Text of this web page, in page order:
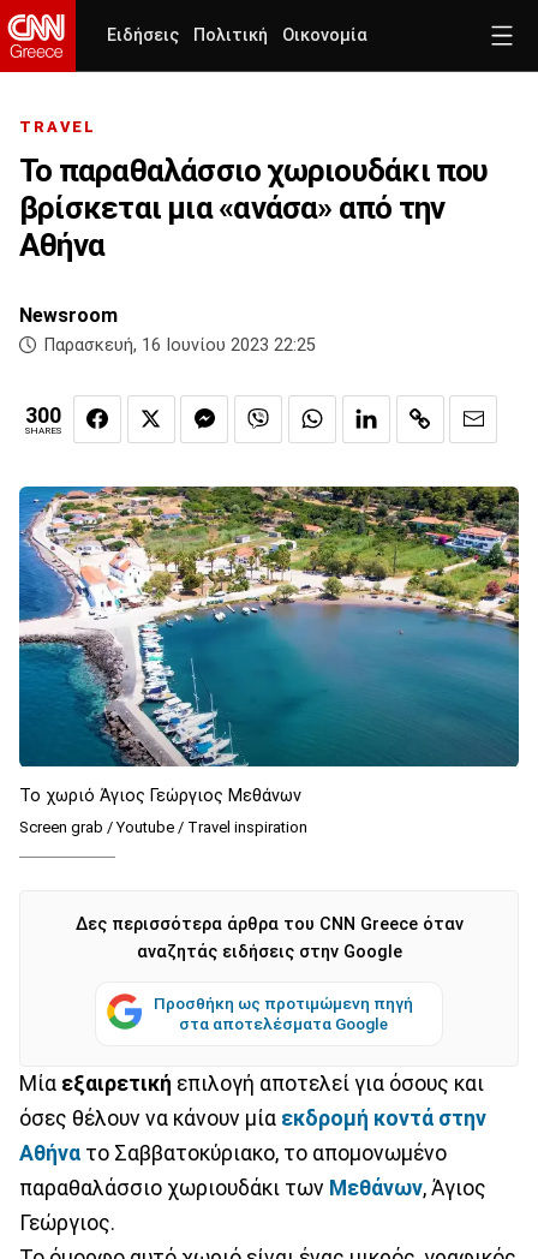
Ειδήσεις Πολιτική Οικονομία
TRAVEL
Το παραθαλάσσιο χωριουδάκι που
βρίσκεται μια «ανάσα» από την
Αθήνα
Newsroom
Παρασκευή, 16 Ιουνίου 2023 22:25
300
SHARES
Το χωριό Άγιος Γεώργιος Μεθάνων
Screen grab / Youtube / Travel inspiration
Δες περισσότερα άρθρα του CNN Greece όταν
αναζητάς ειδήσεις στην Google
Προσθήκη ως προτιμώμενη πηγή
στα αποτελέσματα Google
Μία εξαιρετική επιλογή αποτελεί για όσους και
όσες θέλουν να κάνουν μία εκδρομή κοντά στην
Αθήνα το Σαββατοκύριακο, το απομονωμένο
παραθαλάσσιο χωριουδάκι των Μεθάνων, Άγιος
Γεώργιος.